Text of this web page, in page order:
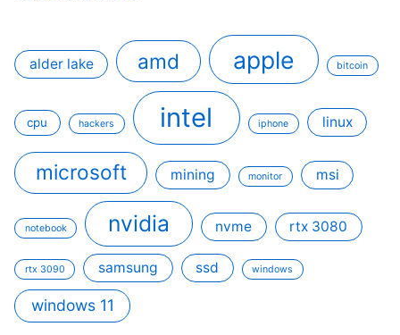
alder lake amd apple bitcoin
cpu hackers intel iphone linux
microsoft mining monitor msi
notebook nvidia nvme rtx 3080
rtx 3090 samsung ssd windows
windows 11